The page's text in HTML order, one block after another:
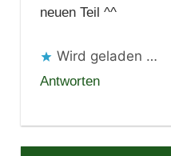
neuen Teil ^^
Wird geladen …
Antworten